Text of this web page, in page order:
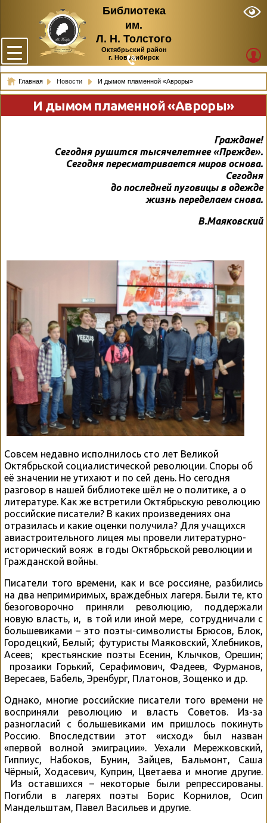
Библиотека
им.
Л. Н. Толстого
Октябрьский район
г. Новосибирск
Главная Новости И дымом пламенной «Авроры»
И дымом пламенной «Авроры»
Граждане!
Сегодня рушится тысячелетнее «Прежде».
Сегодня пересматривается миров основа.
Сегодня
до последней пуговицы в одежде
жизнь переделаем снова.
В.Маяковский
Совсем недавно исполнилось сто лет Великой
Октябрьской социалистической революции. Споры об
её значении не утихают и по сей день. Но сегодня
разговор в нашей библиотеке шёл не о политике, а о
литературе. Как же встретили Октябрьскую революцию
российские писатели? В каких произведениях она
отразилась и какие оценки получила? Для учащихся
авиастроительного лицея мы провели литературно-
исторический вояж в годы Октябрьской революции и
Гражданской войны.
Писатели того времени, как и все россияне, разбились
на два непримиримых, враждебных лагеря. Были те, кто
безоговорочно приняли революцию, поддержали
новую власть, и, в той или иной мере, сотрудничали с
большевиками – это поэты-символисты Брюсов, Блок,
Городецкий, Белый; футуристы Маяковский, Хлебников,
Асеев; крестьянские поэты Есенин, Клычков, Орешин;
прозаики Горький, Серафимович, Фадеев, Фурманов,
Вересаев, Бабель, Эренбург, Платонов, Зощенко и др.
Однако, многие российские писатели того времени не
восприняли революцию и власть Советов. Из-за
разногласий с большевиками им пришлось покинуть
Россию. Впоследствии этот «исход» был назван
«первой волной эмиграции». Уехали Мережковский,
Гиппиус, Набоков, Бунин, Зайцев, Бальмонт, Саша
Чёрный, Ходасевич, Куприн, Цветаева и многие другие.
Из оставшихся – некоторые были репрессированы.
Погибли в лагерях поэты Борис Корнилов, Осип
Мандельштам, Павел Васильев и другие.